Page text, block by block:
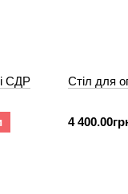
СДР Стіл для
4